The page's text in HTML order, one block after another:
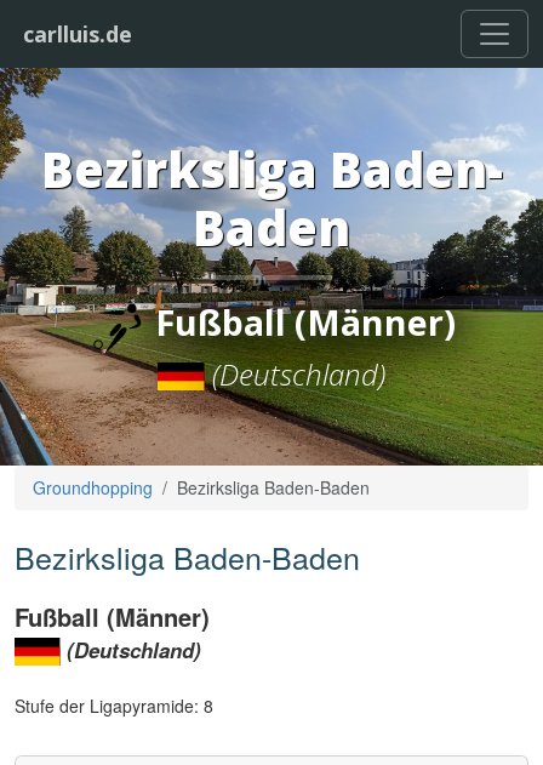
carlluis.de
Bezirksliga Baden-
Baden
Fußball (Männer)
(Deutschland)
Groundhopping Bezirksliga Baden-Baden
Bezirksliga Baden-Baden
Fußball (Männer)
(Deutschland)
Stufe der Ligapyramide: 8